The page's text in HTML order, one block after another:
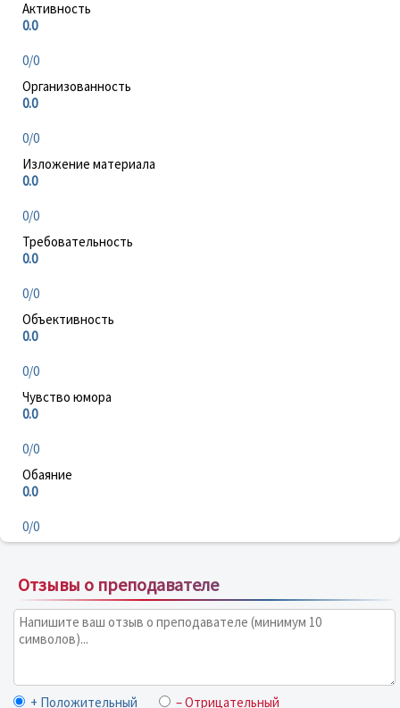
Активность
0.0
0/0
Организованность
0.0
0/0
Изложение материала
0.0
0/0
Требовательность
0.0
0/0
Объективность
0.0
0/0
Чувство юмора
0.0
0/0
Обаяние
0.0
0/0
Отзывы о преподавателе
+ Положительный – Отрицательный